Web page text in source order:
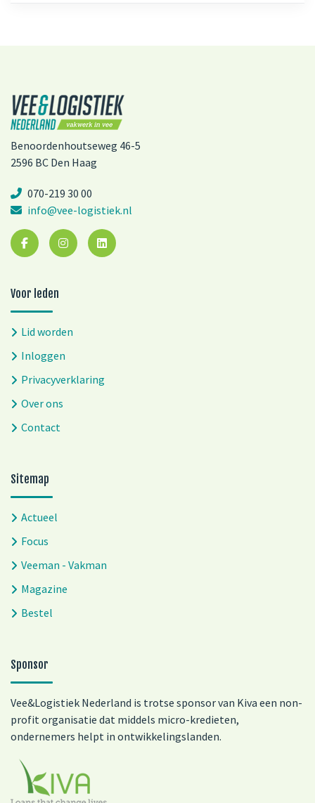
Benoordenhoutseweg 46-5
2596 BC Den Haag
070-219 30 00
info@vee-logistiek.nl
Voor leden
Lid worden
Inloggen
Privacyverklaring
Over ons
Contact
Sitemap
Actueel
Focus
Veeman - Vakman
Magazine
Bestel
Sponsor
Vee&Logistiek Nederland is trotse sponsor van Kiva een non-
profit organisatie dat middels micro-kredieten,
ondernemers helpt in ontwikkelingslanden.